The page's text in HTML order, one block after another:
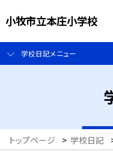
小牧市立本庄小学校
学校日記メニュー
トップページ > 学校日記